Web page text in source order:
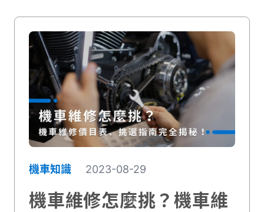
機車知識 2023-08-29
機車維修怎麼挑？機車維